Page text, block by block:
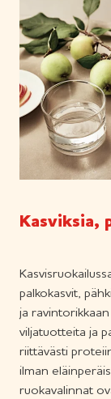
Kasviksia,
palkokasvit,
ja
viljatuotteita ja
riittävästi
ilman
ruokavalinnat